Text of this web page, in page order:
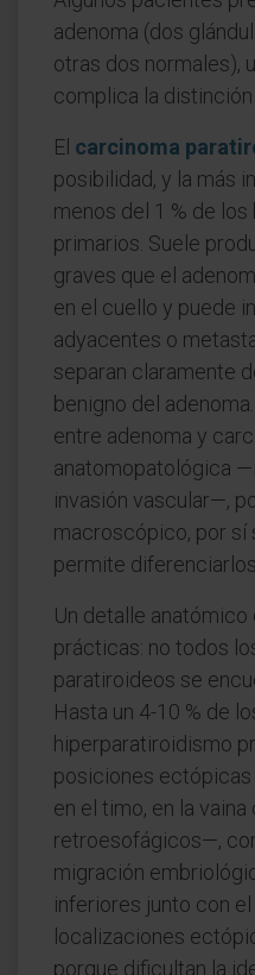
adenoma (dos
otras dos normales),
complica la distinción
El carcinoma
posibilidad, y la más
menos del 1 % de
primarios. Suele
graves que el
en el cuello y puede
adyacentes o
separan claramente
benigno del
entre adenoma y
anatomopatológica
invasión vascular—,
macroscópico, por sí
permite diferenciarlos.
Un detalle
prácticas: no todos
paratiroideos se
Hasta un 4-10 % de
hiperparatiroidismo
posiciones
en el timo, en la
retroesofágicos—,
migración
inferiores junto con
localizaciones
porque dificultan la